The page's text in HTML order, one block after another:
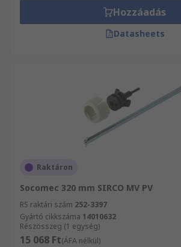
Hozzáadás
Datasheets
Raktáron
Socomec 320 mm SIRCO MV PV
RS raktári szám 252-3397
Gyártó cikkszáma 14010632
Részösszeg (1 egység)
15 068 Ft(ÁFA nélkül)